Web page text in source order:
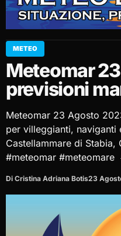
METEO
Meteomar
previsioni
Meteomar 23 Agosto
per villeggianti, naviganti
Castellammare di Stabia,
#meteomar
Di Cristina Adriana Botis23